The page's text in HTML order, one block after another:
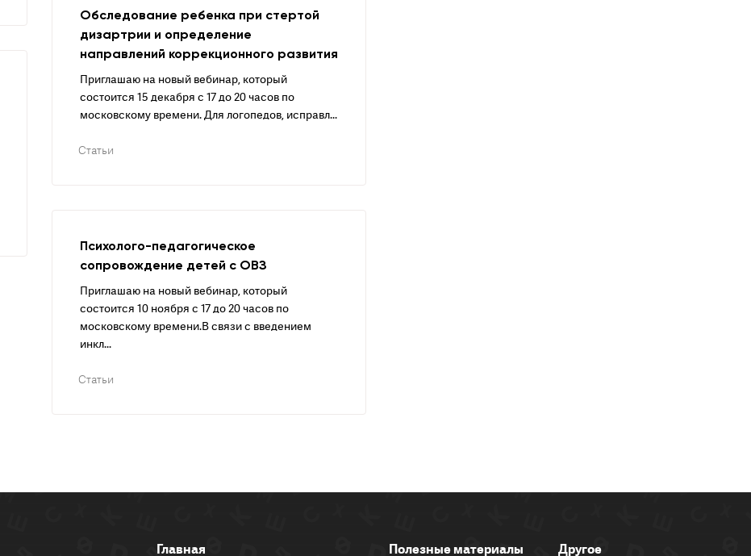
Обследование ребенка при стертой
дизартрии и определение
направлений коррекционного развития
Приглашаю на новый вебинар, который
состоится 15 декабря с 17 до 20 часов по
московскому времени. Для логопедов, исправл...
Статьи
Психолого-педагогическое
сопровождение детей с ОВЗ
Приглашаю на новый вебинар, который
состоится 10 ноября с 17 до 20 часов по
московскому времени.В связи с введением
инкл...
Статьи
Главная Полезные материалы Другое